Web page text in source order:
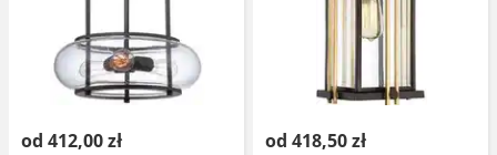
od 412,00 zł od 418,50 zł